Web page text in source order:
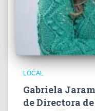
LOCAL
Gabriela
de Directora